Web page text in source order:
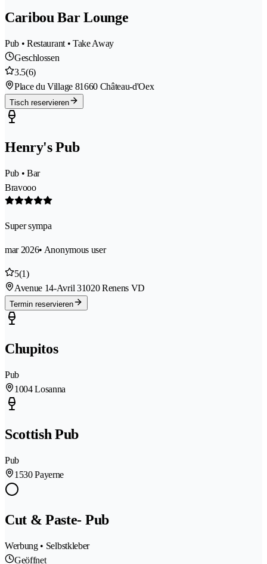
Caribou Bar Lounge
Pub • Restaurant • Take Away
Geschlossen
3.5(6)
Place du Village 81660 Château-d'Oex
Tisch reservieren
Henry's Pub
Pub • Bar
Bravooo
Super sympa
mar 2026• Anonymous user
5(1)
Avenue 14-Avril 31020 Renens VD
Termin reservieren
Chupitos
Pub
1004 Losanna
Scottish Pub
Pub
1530 Payerne
Cut & Paste- Pub
Werbung • Selbstkleber
Geöffnet